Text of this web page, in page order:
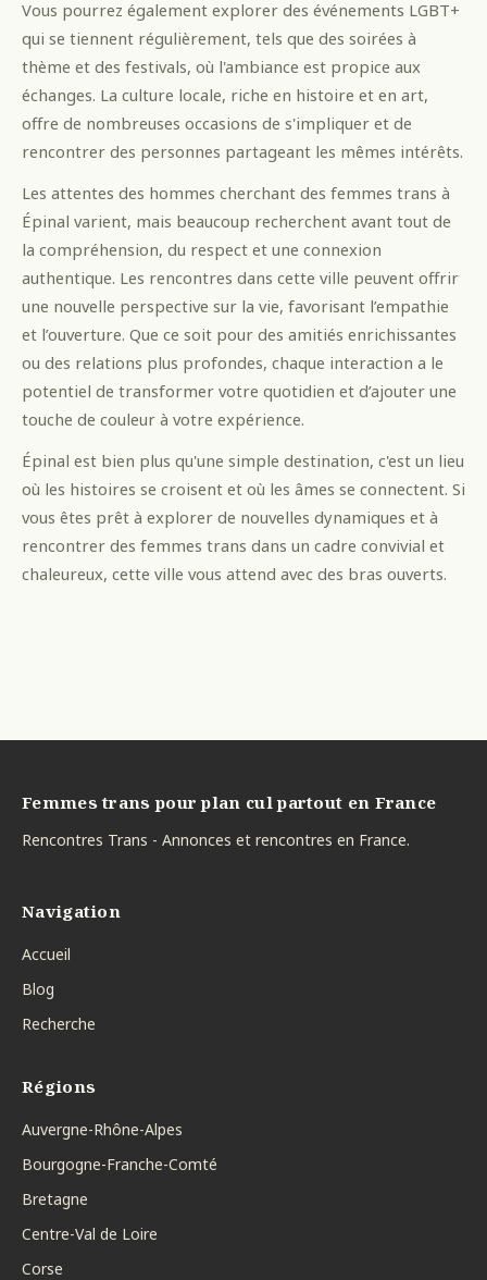
Vous pourrez également explorer des événements LGBT+
qui se tiennent régulièrement, tels que des soirées à
thème et des festivals, où l'ambiance est propice aux
échanges. La culture locale, riche en histoire et en art,
offre de nombreuses occasions de s'impliquer et de
rencontrer des personnes partageant les mêmes intérêts.
Les attentes des hommes cherchant des femmes trans à
Épinal varient, mais beaucoup recherchent avant tout de
la compréhension, du respect et une connexion
authentique. Les rencontres dans cette ville peuvent offrir
une nouvelle perspective sur la vie, favorisant l’empathie
et l’ouverture. Que ce soit pour des amitiés enrichissantes
ou des relations plus profondes, chaque interaction a le
potentiel de transformer votre quotidien et d’ajouter une
touche de couleur à votre expérience.
Épinal est bien plus qu'une simple destination, c'est un lieu
où les histoires se croisent et où les âmes se connectent. Si
vous êtes prêt à explorer de nouvelles dynamiques et à
rencontrer des femmes trans dans un cadre convivial et
chaleureux, cette ville vous attend avec des bras ouverts.
Femmes trans pour plan cul partout en France
Rencontres Trans - Annonces et rencontres en France.
Navigation
Accueil
Blog
Recherche
Régions
Auvergne-Rhône-Alpes
Bourgogne-Franche-Comté
Bretagne
Centre-Val de Loire
Corse